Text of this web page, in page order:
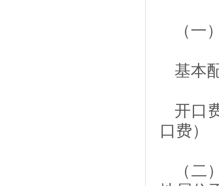
（一
基本
开口
口费）
（二